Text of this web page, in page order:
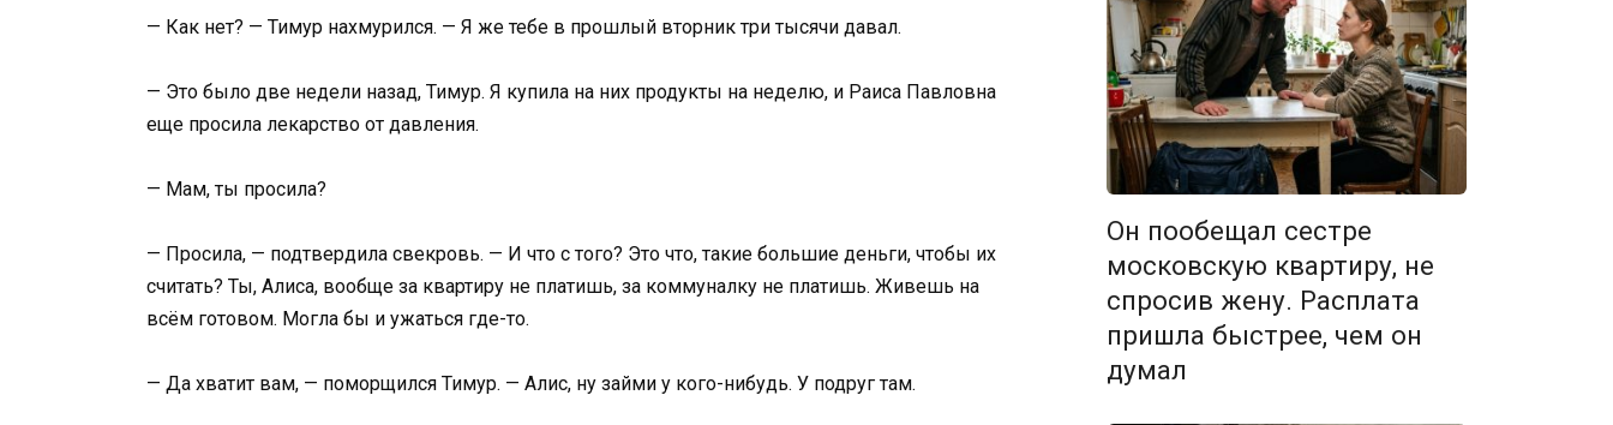
— Как нет? — Тимур нахмурился. — Я же тебе в прошлый вторник три тысячи давал.
— Это было две недели назад, Тимур. Я купила на них продукты на неделю, и Раиса Павловна
еще просила лекарство от давления.
— Мам, ты просила?
— Просила, — подтвердила свекровь. — И что с того? Это что, такие большие деньги, чтобы их
считать? Ты, Алиса, вообще за квартиру не платишь, за коммуналку не платишь. Живешь на
всём готовом. Могла бы и ужаться где-то.
— Да хватит вам, — поморщился Тимур. — Алис, ну займи у кого-нибудь. У подруг там.
Он пообещал сестре
московскую квартиру, не
спросив жену. Расплата
пришла быстрее, чем он
думал